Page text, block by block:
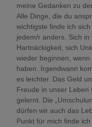
meine Gedanken zu
Alle Dinge, die du
wichtigste finde ich
jedem/r anders. Sich
Hartnäckigkeit, sich
wieder beginnen,
haben. Irgendwann
es leichter. Das Geld
Freude in unser Leben
gelernt. Die
dürfen wir auch das
Punkt für mich finde